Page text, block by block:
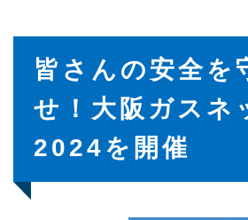
皆さんの安全を
せ！大阪ガスネ
2024を開催